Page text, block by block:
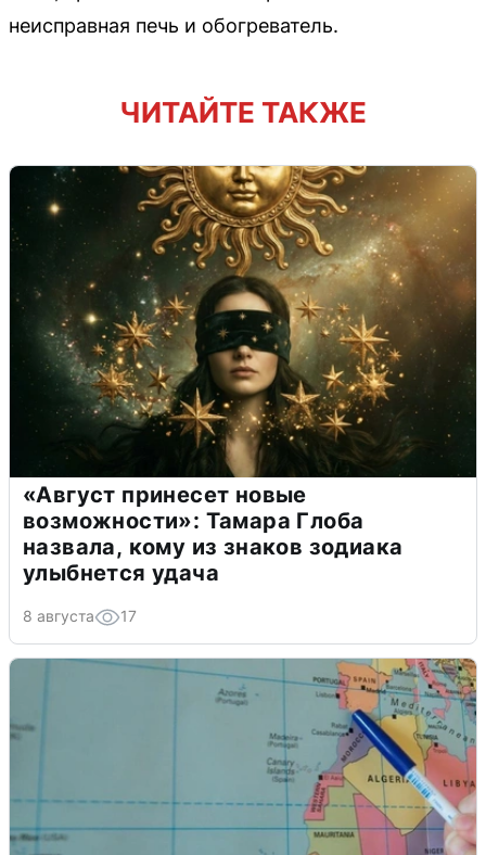
неисправная печь и обогреватель.
ЧИТАЙТЕ ТАКЖЕ
«Август принесет новые
возможности»: Тамара Глоба
назвала, кому из знаков зодиака
улыбнется удача
8 августа 17